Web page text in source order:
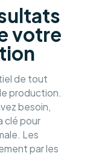
votre
de tout
production.
besoin,
clé pour
Les
par les